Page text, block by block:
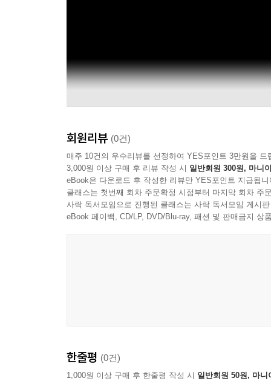
회원리뷰 (0건)
매주 10건의 우수리뷰를 선정하여 YES포인트 3만원을 드
3,000원 이상 구매 후 리뷰 작성 시 일반회원 300원, 마니
eBook은 다운로드 후 작성한 리뷰만 YES포인트 지급됩니
클래스는 첫번째 회차 주문확정 시점부터 마지막 회차 주
사락 독서모임으로 진행된 클래스는 사락 독서모임 게시
eBook 페이백, CD/LP, DVD/Blu-ray, 패션 및 판매금지 상
한줄평 (0건)
1,000원 이상 구매 후 한줄평 작성 시 일반회원 50원, 마니